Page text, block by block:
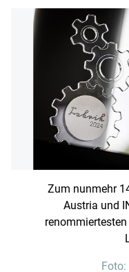
Zum nunmehr
Austria und